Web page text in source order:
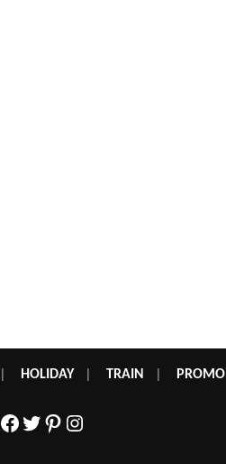
HOLIDAY| TRAIN PROMO
Facebook
Twitter
Pinterest
Instagram